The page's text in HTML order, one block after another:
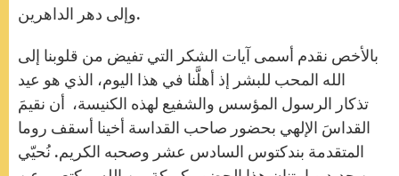
وإلى دهر الداهرين.
بالأخص نقدم أسمى آيات الشكر التي تفيض من قلوبنا إلى
الله المحب للبشر إذ أهلَّنا في هذا اليوم، الذي هو عيد
تذكار الرسول المؤسس والشفيع لهذه الكنيسة، أن نقيمَ
القداسَ الإلهي بحضور صاحب القداسة أخينا أسقف روما
المتقدمة بندكتوس السادس عشر وصحبه الكريم. نُحيّي